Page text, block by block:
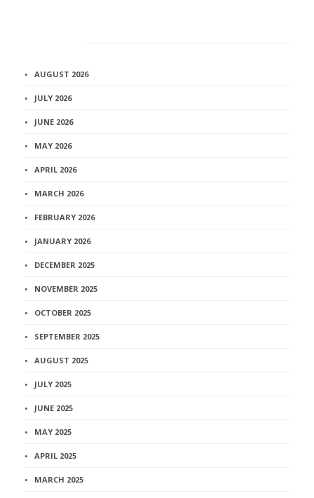
AUGUST 2026
JULY 2026
JUNE 2026
MAY 2026
APRIL 2026
MARCH 2026
FEBRUARY 2026
JANUARY 2026
DECEMBER 2025
NOVEMBER 2025
OCTOBER 2025
SEPTEMBER 2025
AUGUST 2025
JULY 2025
JUNE 2025
MAY 2025
APRIL 2025
MARCH 2025